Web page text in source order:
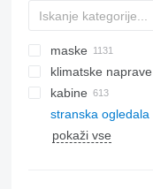
maske
klimatske
cevi za
kondenzatorji
kompresorji
kabine
stranska ogledala
stranska stekla
pokaži vse